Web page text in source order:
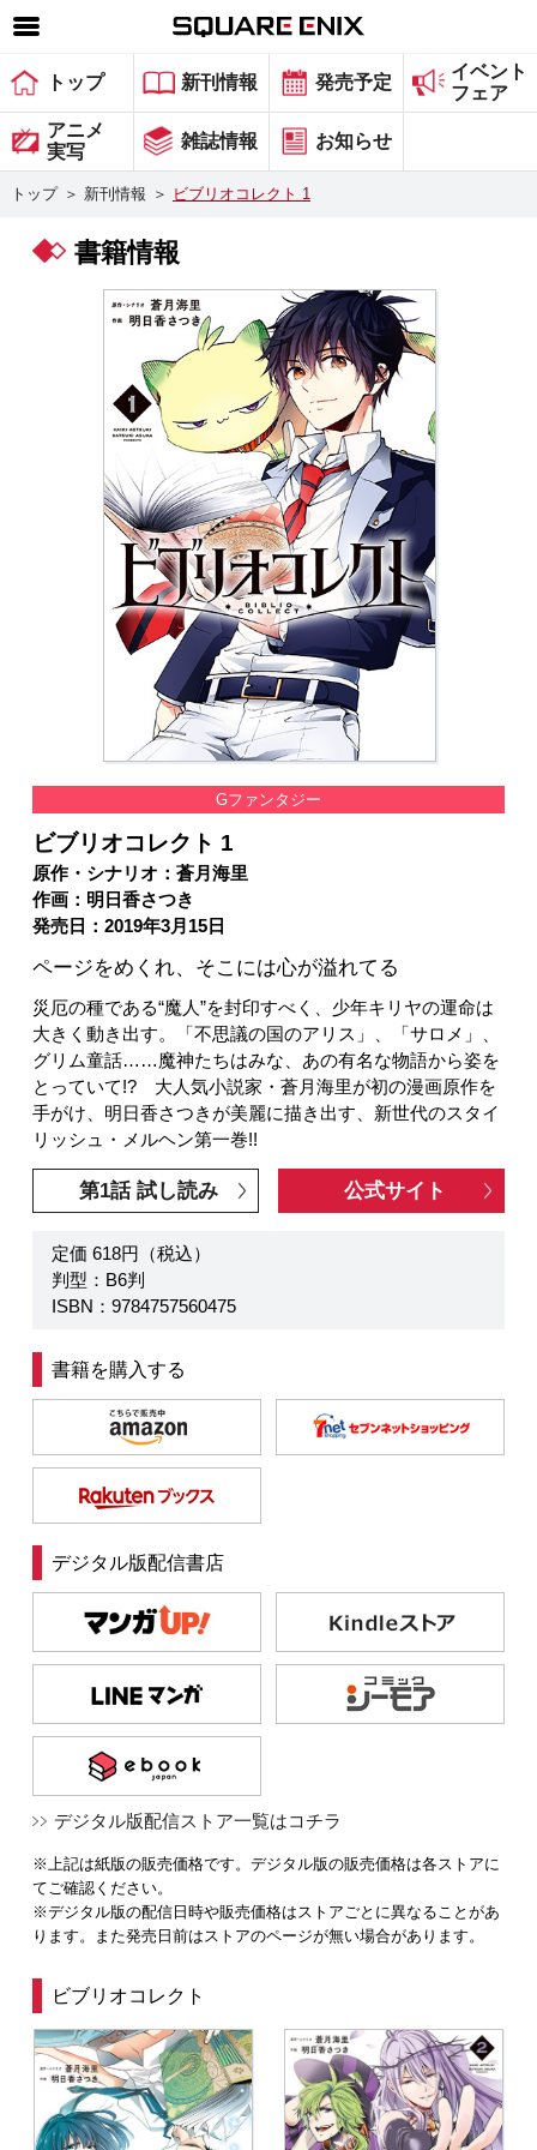
SQUARE ENIX 公式サイトメニュー
ゲーム
マガジン＆ブックス
グッズ
会社情報 採用情報
スクウェア・エニックス サイト内検索
トップ 新刊情報 発売予定
イベント
フェア
アニメ
実写
雑誌情報 お知らせ
トップ ＞ 新刊情報 ＞ ビブリオコレクト 1
書籍情報
Gファンタジー
ビブリオコレクト 1
原作・シナリオ：蒼月海里
作画：明日香さつき
発売日：2019年3月15日
ページをめくれ、そこには心が溢れてる
災厄の種である“魔人”を封印すべく、少年キリヤの運命は
大きく動き出す。「不思議の国のアリス」、「サロメ」、
グリム童話……魔神たちはみな、あの有名な物語から姿を
とっていて!? 大人気小説家・蒼月海里が初の漫画原作を
手がけ、明日香さつきが美麗に描き出す、新世代のスタイ
リッシュ・メルヘン第一巻!!
第1話 試し読み 公式サイト
定価 618円（税込）
判型：B6判
ISBN：9784757560475
書籍を購入する
デジタル版配信書店
デジタル版配信ストア一覧はコチラ
※上記は紙版の販売価格です。デジタル版の販売価格は各ストアに
てご確認ください。
※デジタル版の配信日時や販売価格はストアごとに異なることがあ
ります。また発売日前はストアのページが無い場合があります。
ビブリオコレクト